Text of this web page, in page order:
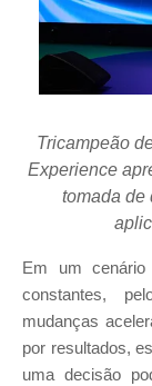
Tricampeão
Experience
tomada de
Em um cenário
constantes,
mudanças
por resultados,
uma decisão